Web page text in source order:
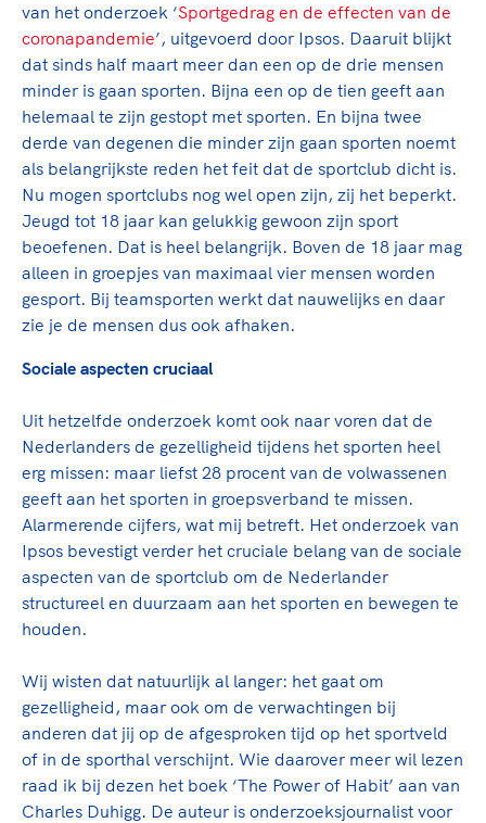
van het onderzoek ‘Sportgedrag en de effecten van de
coronapandemie’, uitgevoerd door Ipsos. Daaruit blijkt
dat sinds half maart meer dan een op de drie mensen
minder is gaan sporten. Bijna een op de tien geeft aan
helemaal te zijn gestopt met sporten. En bijna twee
derde van degenen die minder zijn gaan sporten noemt
als belangrijkste reden het feit dat de sportclub dicht is.
Nu mogen sportclubs nog wel open zijn, zij het beperkt.
Jeugd tot 18 jaar kan gelukkig gewoon zijn sport
beoefenen. Dat is heel belangrijk. Boven de 18 jaar mag
alleen in groepjes van maximaal vier mensen worden
gesport. Bij teamsporten werkt dat nauwelijks en daar
zie je de mensen dus ook afhaken.
Sociale aspecten cruciaal
Uit hetzelfde onderzoek komt ook naar voren dat de
Nederlanders de gezelligheid tijdens het sporten heel
erg missen: maar liefst 28 procent van de volwassenen
geeft aan het sporten in groepsverband te missen.
Alarmerende cijfers, wat mij betreft. Het onderzoek van
Ipsos bevestigt verder het cruciale belang van de sociale
aspecten van de sportclub om de Nederlander
structureel en duurzaam aan het sporten en bewegen te
houden.
Wij wisten dat natuurlijk al langer: het gaat om
gezelligheid, maar ook om de verwachtingen bij
anderen dat jij op de afgesproken tijd op het sportveld
of in de sporthal verschijnt. Wie daarover meer wil lezen
raad ik bij dezen het boek ‘The Power of Habit’ aan van
Charles Duhigg. De auteur is onderzoeksjournalist voor